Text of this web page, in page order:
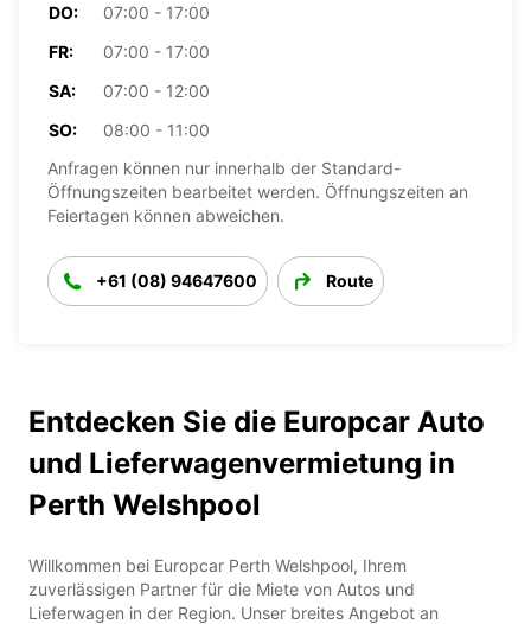
DO:
07:00 - 17:00
FR:
07:00 - 17:00
SA:
07:00 - 12:00
SO:
08:00 - 11:00
Anfragen können nur innerhalb der Standard-
Öffnungszeiten bearbeitet werden. Öffnungszeiten an
Feiertagen können abweichen.
+61 (08) 94647600 Route
Entdecken Sie die Europcar Auto
und Lieferwagenvermietung in
Perth Welshpool
Willkommen bei Europcar Perth Welshpool, Ihrem
zuverlässigen Partner für die Miete von Autos und
Lieferwagen in der Region. Unser breites Angebot an